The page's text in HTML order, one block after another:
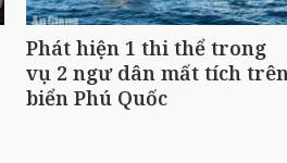
Phát hiện 1 thi thể trong
vụ 2 ngư dân mất tích
biển Phú Quốc